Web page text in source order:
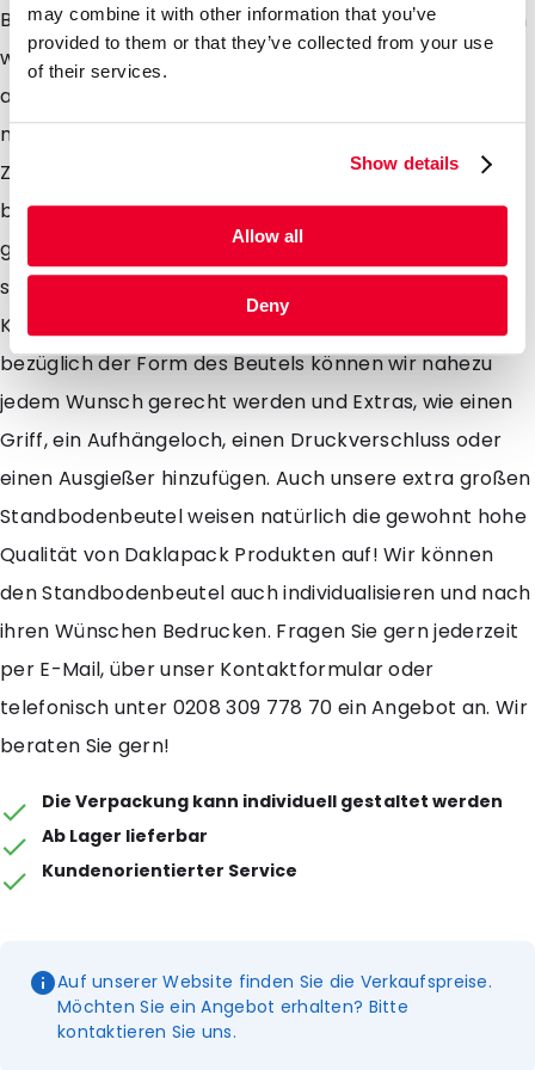
may combine it with other information that you’ve
provided to them or that they’ve collected from your use
of their services.
Show details
Allow all
Deny
Beutel fertigen. Bis 60 Liter Volumen und mehr können
wir ganz gezielt auf Ihre Bedürfnisse eingehen und
auch besonders große Standbodenbeutel fertigen. Je
nach Anwendungsbereich können wir dabei die
Zusammensetzung der Materialien variieren und
besonders hohe Sauerstoff- und Wasserbarrieren
garantieren. Damit eignen sich die Beutel auch für
sensible Produkte wie Pulver, elektronische
Komponenten, Chemikalien oder Baustoffe. Auch
bezüglich der Form des Beutels können wir nahezu
jedem Wunsch gerecht werden und Extras, wie einen
Griff, ein Aufhängeloch, einen Druckverschluss oder
einen Ausgießer hinzufügen. Auch unsere extra großen
Standbodenbeutel weisen natürlich die gewohnt hohe
Qualität von Daklapack Produkten auf! Wir können
den Standbodenbeutel auch individualisieren und nach
ihren Wünschen Bedrucken. Fragen Sie gern jederzeit
per E-Mail, über unser Kontaktformular oder
telefonisch unter 0208 309 778 70 ein Angebot an. Wir
beraten Sie gern!
Die Verpackung kann individuell gestaltet werden
Ab Lager lieferbar
Kundenorientierter Service
Auf unserer Website finden Sie die Verkaufspreise.
Möchten Sie ein Angebot erhalten? Bitte
kontaktieren Sie uns.